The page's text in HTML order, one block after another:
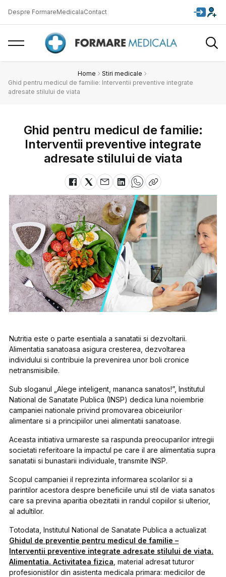
Despre FormareMedicalaContact
Home
Stiri medicale
Ghid pentru medicul de familie: Interventii preventive integrate
adresate stilului de viata
Ghid pentru medicul de familie:
Interventii preventive integrate
adresate stilului de viata
Nutritia este o parte esentiala a sanatatii si dezvoltarii.
Alimentatia sanatoasa asigura cresterea, dezvoltarea
individului si contribuie la prevenirea unor boli cronice
netransmisibile.
Sub sloganul „Alege inteligent, mananca sanatos!”, Institutul
National de Sanatate Publica (INSP) dedica luna noiembrie
campaniei nationale privind promovarea obiceiurilor
alimentare si a principiilor unei alimentatii sanatoase.
Aceasta initiativa urmareste sa raspunda preocuparilor intregii
societati referitoare la impactul pe care il are alimentatia supra
sanatatii si bunastarii individuale, transmite INSP.
Scopul campaniei il reprezinta informarea scolarilor si a
parintilor acestora despre beneficiile unui stil de viata sanatos
care sa previna aparitia obezitatii in randul copiilor si ulterior,
al adultilor.
Totodata, Institutul National de Sanatate Publica a actualizat
Ghidul de preventie pentru medicul de familie –
Interventii preventive integrate adresate stilului de viata.
Alimentatia. Activitatea fizica , material adresat tuturor
profesionistilor din asistenta medicala primara: medicilor de